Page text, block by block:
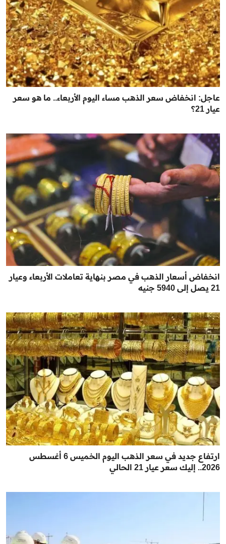
عاجل: انخفاض سعر الذهب مساء اليوم الأربعاء.. ما هو سعر
عيار 21؟
انخفاض أسعار الذهب في مصر بنهاية تعاملات الأربعاء وعيار
21 يصل إلى 5940 جنيه
ارتفاع جديد في سعر الذهب اليوم الخميس 6 أغسطس
2026.. إليك سعر عيار 21 الحالي